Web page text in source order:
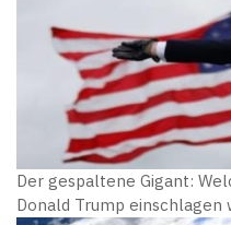
Der gespaltene Gigant:
Donald Trump einschlagen